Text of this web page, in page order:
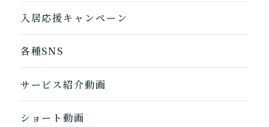
入居応援キャンペーン
各種SNS
サービス紹介動画
ショート動画